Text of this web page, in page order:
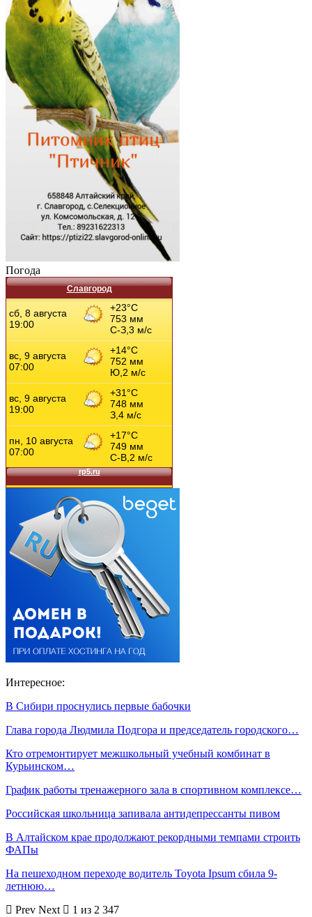
Погода
Славгород
Интересное:
В Сибири проснулись первые бабочки
Глава города Людмила Подгора и председатель городского…
Кто отремонтирует межшкольный учебный комбинат в
Курьинском…
График работы тренажерного зала в спортивном комплексе…
Российская школьница запивала антидепрессанты пивом
В Алтайском крае продолжают рекордными темпами строить
ФАПы
На пешеходном переходе водитель Toyota Ipsum сбила 9-
летнюю…
Prev Next
1 из 2 347